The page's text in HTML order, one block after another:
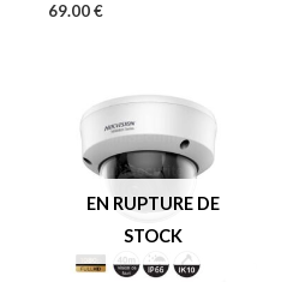
69.00€
EN RUPTURE DE
STOCK